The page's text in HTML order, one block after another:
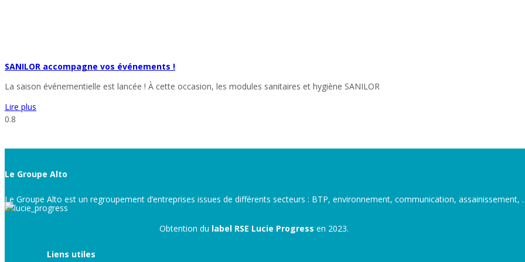
SANILOR accompagne vos événements !
La saison événementielle est lancée ! À cette occasion, les modules sanitaires et hygiène SANILOR
Lire plus
Le Groupe Alto
Le Groupe Alto est un regroupement d’entreprises issues de différents secteurs : BTP, environnement, communication, assainissement,
Obtention du label RSE Lucie Progress en 2023.
Liens utiles